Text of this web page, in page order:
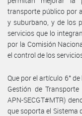
transporte público por
y suburbano, y de los
servicios que lo
por la Comisión
el control de los
Que por el artículo 6°
Gestión de
APN-SECGT#MTR)
que soporta el Sistema